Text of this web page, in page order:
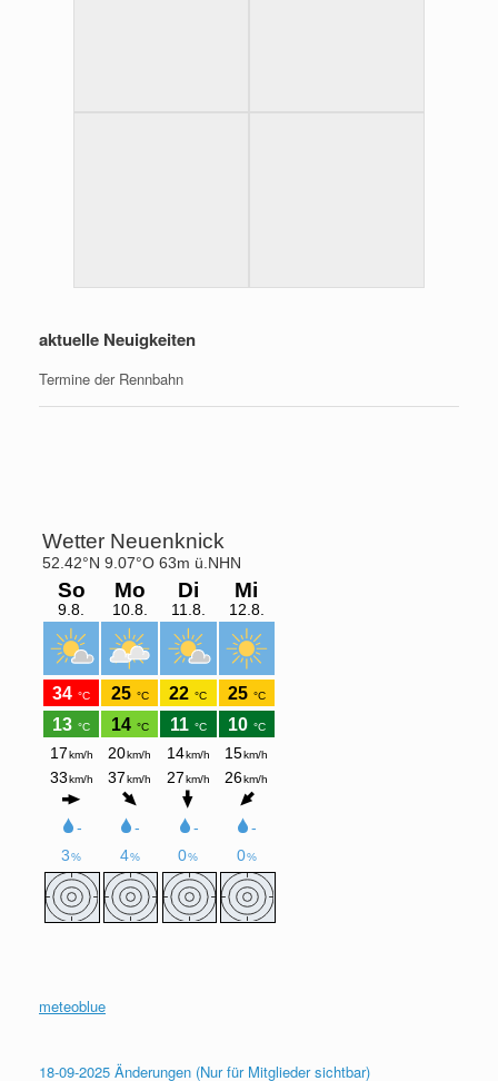
aktuelle Neuigkeiten
Termine der Rennbahn
meteoblue
18-09-2025 Änderungen (Nur für Mitglieder sichtbar)